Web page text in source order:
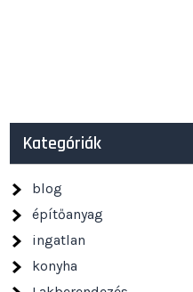
Kategóriák
blog
építőanyag
ingatlan
konyha